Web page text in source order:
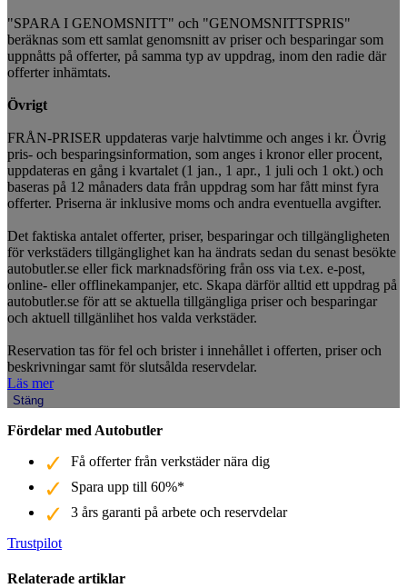
"SPARA I GENOMSNITT" och "GENOMSNITTSPRIS"
beräknas som ett samlat genomsnitt av priser och besparingar som
uppnåtts på offerter, på samma typ av uppdrag, inom den radie där
offerter inhämtats.
Övrigt
FRÅN-PRISER uppdateras varje halvtimme och anges i kr. Övrig
pris- och besparingsinformation, som anges i kronor eller procent,
uppdateras en gång i kvartalet (1 jan., 1 apr., 1 juli och 1 okt.) och
baseras på 12 månaders data från uppdrag som har fått minst fyra
offerter. Priserna är inklusive moms och andra eventuella avgifter.
Det faktiska antalet offerter, priser, besparingar och tillgängligheten
för verkstäders tillgänglighet kan ha ändrats sedan du senast besökte
autobutler.se eller fick marknadsföring från oss via t.ex. e-post,
online- eller offlinekampanjer, etc. Skapa därför alltid ett uppdrag på
autobutler.se för att se aktuella tillgängliga priser och besparingar
och aktuell tillgänlihet hos valda verkstäder.
Reservation tas för fel och brister i innehållet i offerten, priser och
beskrivningar samt för slutsålda reservdelar.
Läs mer
Stäng
Fördelar med Autobutler
Få offerter från verkstäder nära dig
Spara upp till 60%*
3 års garanti på arbete och reservdelar
Trustpilot
Relaterade artiklar